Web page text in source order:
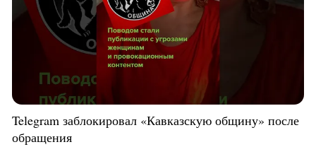
Telegram заблокировал «Кавказскую общину» после
обращения